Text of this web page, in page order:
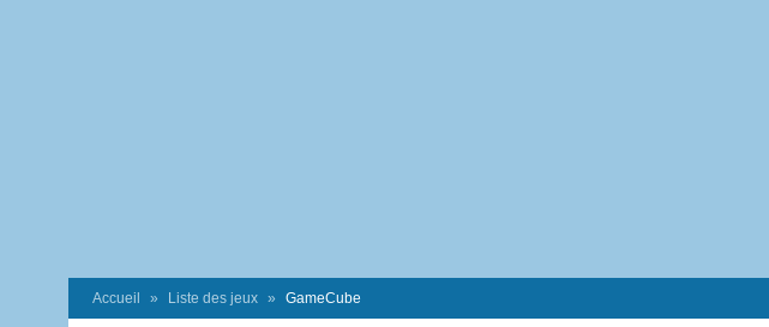
Accueil Liste des jeux GameCube